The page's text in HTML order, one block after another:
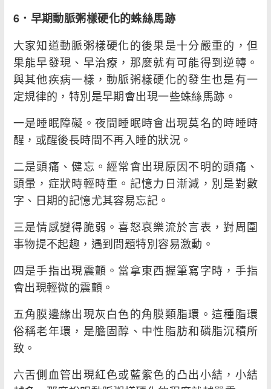
6 ．早期動脈粥樣硬化的蛛絲馬跡
大家知道動脈粥樣硬化的後果是十分嚴重的，但
果能早發現、早治療，那麼就有可能得到逆轉。
與其他疾病一樣，動脈粥樣硬化的發生也是有一
定規律的，特別是早期會出現一些蛛絲馬跡。
一是睡眠障礙。夜間睡眠時會出現莫名的時睡時
醒，或醒後長時間不再入睡的狀況。
二是頭痛、健忘。經常會出現原因不明的頭痛、
頭暈，症狀時輕時重。記憶力日漸減，別是對數
字、日期的記憶尤其容易忘記。
三是情感變得脆弱。喜怒哀樂流於言表，對周圍
事物提不起趣，遇到問題特別容易激動。
四是手指出現震顫。當拿東西握筆寫字時，手指
會出現輕微的震顫。
五角膜邊緣出現灰白色的角膜類脂環。這種脂環
俗稱老年環，是膽固醇、中性脂肪和磷脂沉積所
致。
六舌側血管出現紅色或藍紫色的凸出小結，小結